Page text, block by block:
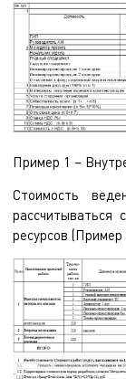
Пример 1 –
Стоимость
рассчитываться
ресурсов (Пример